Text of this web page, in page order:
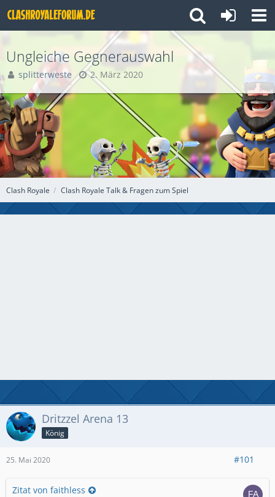
Clash Royale Clash Royale Talk & Fragen zum Spiel
Ungleiche Gegnerauswahl
splitterweste 2. März 2020
Dritzzel Arena 13
König
25. Mai 2020 #101
Zitat von faithless